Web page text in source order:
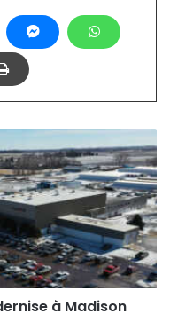
à Madison